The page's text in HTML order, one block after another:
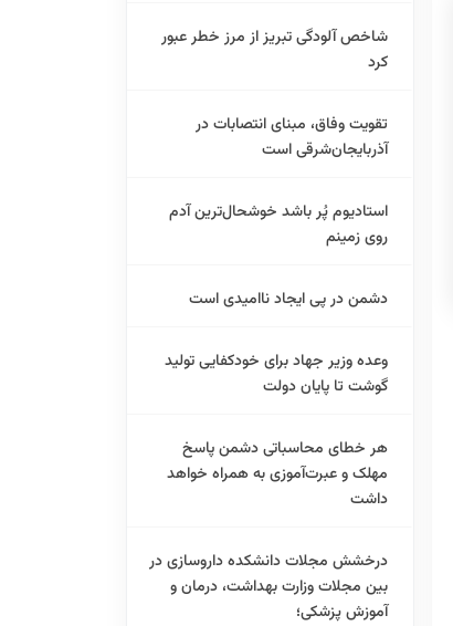
شاخص آلودگی تبریز از مرز خطر عبور
کرد
تقویت وفاق، مبنای انتصابات در
آذربایجان‌شرقی است
استادیوم پُر باشد خوشحال‌ترین آدم
روی زمینم
دشمن در پی ایجاد ناامیدی است
وعده وزیر جهاد برای خودکفایی تولید
گوشت تا پایان دولت
هر خطای محاسباتی دشمن پاسخ
مهلک و عبرت‌آموزی به همراه خواهد
داشت
درخشش مجلات دانشکده داروسازی در
بین مجلات وزارت بهداشت، درمان و
آموزش پزشکی؛